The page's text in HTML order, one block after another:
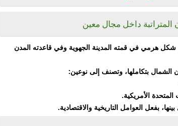
داخل مجال معين
هرمي في قمته المدينة الجهوية وفي قاعدته المدن
بتكاملها، وتصنف إلى نوعين:
الأمريكية.
بفعل العوامل التاريخية والاقتصادية.